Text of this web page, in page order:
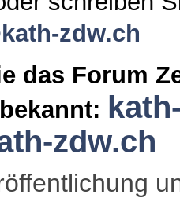
zdw.ch
das Forum
zdw.ch